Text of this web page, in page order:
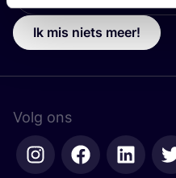
Ik mis niets meer!
Volg ons